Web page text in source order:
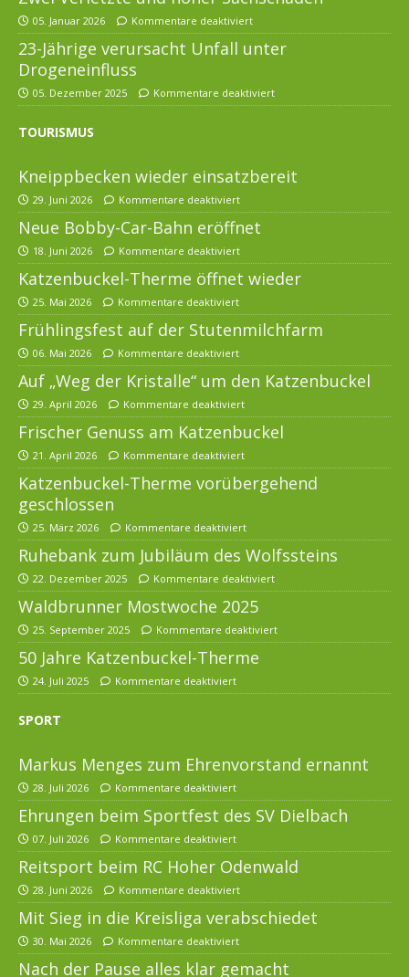
05. Januar 2026 Kommentare deaktiviert
23-Jährige verursacht Unfall unter
Drogeneinfluss
05. Dezember 2025 Kommentare deaktiviert
TOURISMUS
Kneippbecken wieder einsatzbereit
29. Juni 2026 Kommentare deaktiviert
Neue Bobby-Car-Bahn eröffnet
18. Juni 2026 Kommentare deaktiviert
Katzenbuckel-Therme öffnet wieder
25. Mai 2026 Kommentare deaktiviert
Frühlingsfest auf der Stutenmilchfarm
06. Mai 2026 Kommentare deaktiviert
Auf „Weg der Kristalle“ um den Katzenbuckel
29. April 2026 Kommentare deaktiviert
Frischer Genuss am Katzenbuckel
21. April 2026 Kommentare deaktiviert
Katzenbuckel-Therme vorübergehend
geschlossen
25. März 2026 Kommentare deaktiviert
Ruhebank zum Jubiläum des Wolfssteins
22. Dezember 2025 Kommentare deaktiviert
Waldbrunner Mostwoche 2025
25. September 2025 Kommentare deaktiviert
50 Jahre Katzenbuckel-Therme
24. Juli 2025 Kommentare deaktiviert
SPORT
Markus Menges zum Ehrenvorstand ernannt
28. Juli 2026 Kommentare deaktiviert
Ehrungen beim Sportfest des SV Dielbach
07. Juli 2026 Kommentare deaktiviert
Reitsport beim RC Hoher Odenwald
28. Juni 2026 Kommentare deaktiviert
Mit Sieg in die Kreisliga verabschiedet
30. Mai 2026 Kommentare deaktiviert
Nach der Pause alles klar gemacht